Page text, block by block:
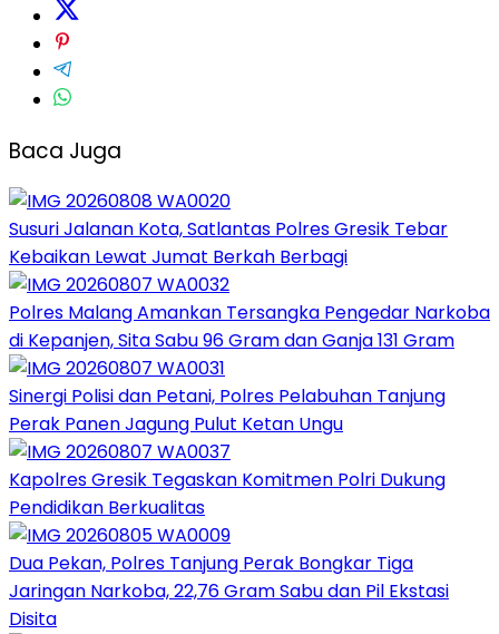
Baca Juga
Susuri Jalanan Kota, Satlantas Polres Gresik Tebar
Kebaikan Lewat Jumat Berkah Berbagi
Polres Malang Amankan Tersangka Pengedar Narkoba
di Kepanjen, Sita Sabu 96 Gram dan Ganja 131 Gram
Sinergi Polisi dan Petani, Polres Pelabuhan Tanjung
Perak Panen Jagung Pulut Ketan Ungu
Kapolres Gresik Tegaskan Komitmen Polri Dukung
Pendidikan Berkualitas
Dua Pekan, Polres Tanjung Perak Bongkar Tiga
Jaringan Narkoba, 22,76 Gram Sabu dan Pil Ekstasi
Disita